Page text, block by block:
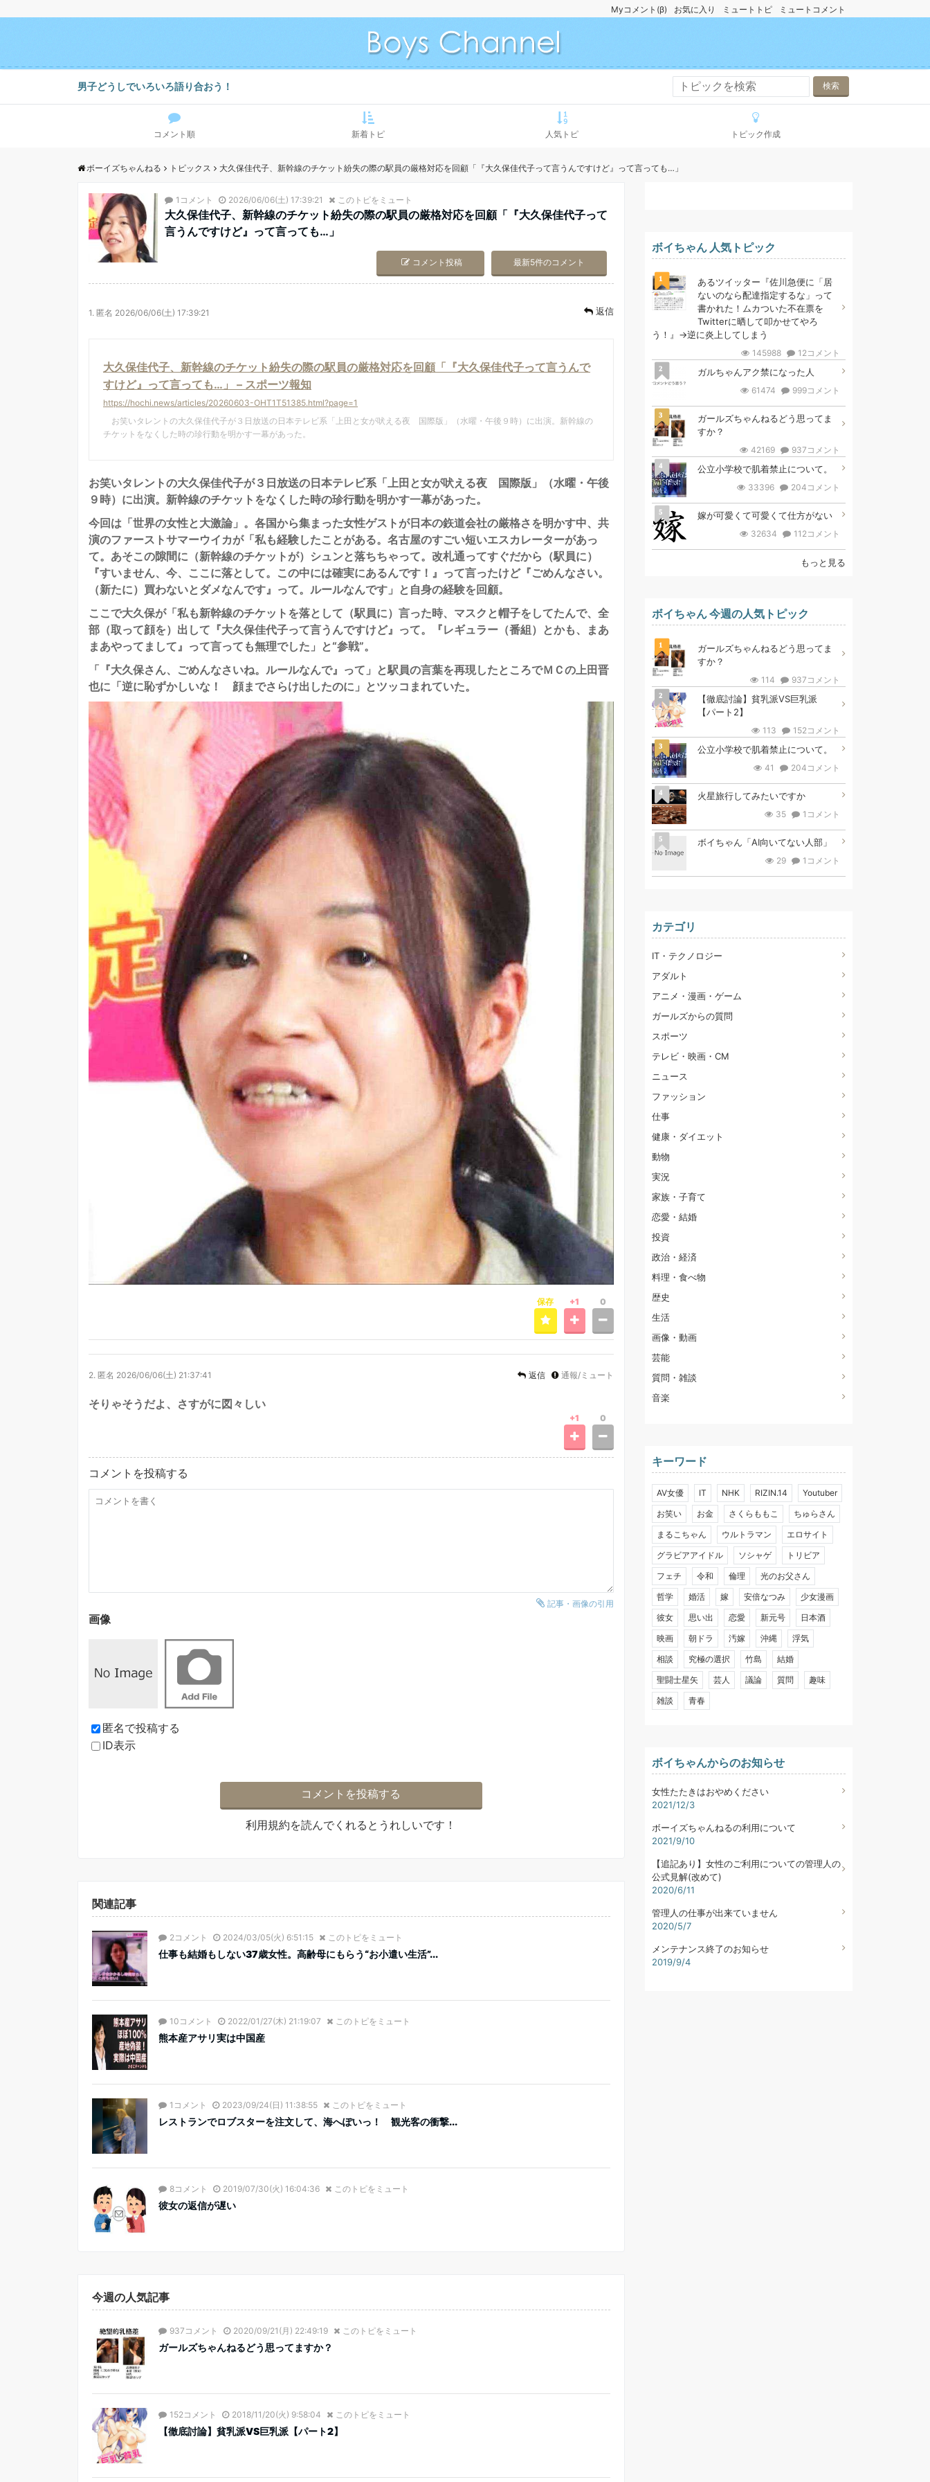
ミュートコメント
ミュートトピ
お気に入り
Myコメント(β)
男子どうしでいろいろ語り合おう！
コメント順 新着トピ 人気トピ トピック作成
ボーイズちゃんねる トピックス 大久保佳代子、新幹線のチケット紛失の際の駅員の厳格対応を回顧「『大久保佳代子って言うんですけど』って言っても…」
1コメント 2026/06/06(土) 17:39:21 このトピをミュート
大久保佳代子、新幹線のチケット紛失の際の駅員の厳格対応を回顧「『大久保佳代子って
言うんですけど』って言っても…」
コメント投稿 最新5件のコメント
1. 匿名 2026/06/06(土) 17:39:21 返信
大久保佳代子、新幹線のチケット紛失の際の駅員の厳格対応を回顧「『大久保佳代子って言うんで
すけど』って言っても…」 – スポーツ報知
https://hochi.news/articles/20260603-OHT1T51385.html?page=1
お笑いタレントの大久保佳代子が３日放送の日本テレビ系「上田と女が吠える夜 国際版」（水曜・午後９時）に出演。新幹線の
チケットをなくした時の珍行動を明かす一幕があった。
お笑いタレントの大久保佳代子が３日放送の日本テレビ系「上田と女が吠える夜 国際版」（水曜・午後
９時）に出演。新幹線のチケットをなくした時の珍行動を明かす一幕があった。
今回は「世界の女性と大激論」。各国から集まった女性ゲストが日本の鉃道会社の厳格さを明かす中、共
演のファーストサマーウイカが「私も経験したことがある。名古屋のすごい短いエスカレーターがあっ
て。あそこの隙間に（新幹線のチケットが）シュンと落ちちゃって。改札通ってすぐだから（駅員に）
『すいません、今、ここに落として。この中には確実にあるんです！』って言ったけど『ごめんなさい。
（新たに）買わないとダメなんです』って。ルールなんです」と自身の経験を回顧。
ここで大久保が「私も新幹線のチケットを落として（駅員に）言った時、マスクと帽子をしてたんで、全
部（取って顔を）出して『大久保佳代子って言うんですけど』って。『レギュラー（番組）とかも、まあ
まあやってまして』って言っても無理でした」と“参戦”。
「『大久保さん、ごめんなさいね。ルールなんで』って」と駅員の言葉を再現したところでＭＣの上田晋
也に「逆に恥ずかしいな！ 顔までさらけ出したのに」とツッコまれていた。
保存 +1 0
2. 匿名 2026/06/06(土) 21:37:41 返信 通報/ミュート
そりゃそうだよ、さすがに図々しい
+1 0
コメントを投稿する
記事・画像の引用
画像
匿名で投稿する
ID表示
利用規約を読んでくれるとうれしいです！
関連記事
2コメント 2024/03/05(火) 6:51:15 このトピをミュート
仕事も結婚もしない37歳女性。高齢母にもらう“お小遣い生活”...
10コメント 2022/01/27(木) 21:19:07 このトピをミュート
熊本産アサリ実は中国産
1コメント 2023/09/24(日) 11:38:55 このトピをミュート
レストランでロブスターを注文して、海へぽいっ！ 観光客の衝撃...
8コメント 2019/07/30(火) 16:04:36 このトピをミュート
彼女の返信が遅い
今週の人気記事
937コメント 2020/09/21(月) 22:49:19 このトピをミュート
ガールズちゃんねるどう思ってますか？
152コメント 2018/11/20(火) 9:58:04 このトピをミュート
【徹底討論】貧乳派VS巨乳派【パート2】
ボイちゃん 人気トピック
1
あるツイッター『佐川急便に「居
ないのなら配達指定するな」って
書かれた！ムカついた不在票を
Twitterに晒して叩かせてやろ
う！』→逆に炎上してしまう
145988 12コメント
2 ガルちゃんアク禁になった人
61474 999コメント
3
ガールズちゃんねるどう思ってま
すか？
42169 937コメント
4 公立小学校で肌着禁止について。
33396 204コメント
5 嫁が可愛くて可愛くて仕方がない
32634 112コメント
もっと見る
ボイちゃん 今週の人気トピック
1
ガールズちゃんねるどう思ってま
すか？
114 937コメント
2
【徹底討論】貧乳派VS巨乳派
【パート2】
113 152コメント
3 公立小学校で肌着禁止について。
41 204コメント
4 火星旅行してみたいですか
35 1コメント
5 ボイちゃん「AI向いてない人部」
29 1コメント
カテゴリ
IT・テクノロジー
アダルト
アニメ・漫画・ゲーム
ガールズからの質問
スポーツ
テレビ・映画・CM
ニュース
ファッション
仕事
健康・ダイエット
動物
実況
家族・子育て
恋愛・結婚
投資
政治・経済
料理・食べ物
歴史
生活
画像・動画
芸能
質問・雑談
音楽
キーワード
AV女優 IT NHK RIZIN.14
Youtuber
お笑い
お金 さくらももこ
ちゅらさん
まるこちゃん
ウルトラマン
エロサイト
グラビアアイドル
ソシャゲ
トリビア
フェチ
令和 倫理
光のお父さん
哲学
婚活 嫁 安倍なつみ
少女漫画
彼女
思い出 恋愛 新元号
日本酒
映画
朝ドラ 汚嫁 沖縄
浮気
相談
究極の選択 竹島
結婚
聖闘士星矢
芸人 議論 質問
趣味
雑談
青春
ボイちゃんからのお知らせ
女性たたきはおやめください
2021/12/3
ボーイズちゃんねるの利用について
2021/9/10
【追記あり】女性のご利用についての管理人の
公式見解(改めて)
2020/6/11
管理人の仕事が出来ていません
2020/5/7
メンテナンス終了のお知らせ
2019/9/4